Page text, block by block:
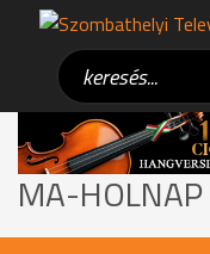
MA-HOLNAP